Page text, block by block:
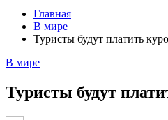
Главная
В мире
Туристы будут платить
В мире
Туристы будут